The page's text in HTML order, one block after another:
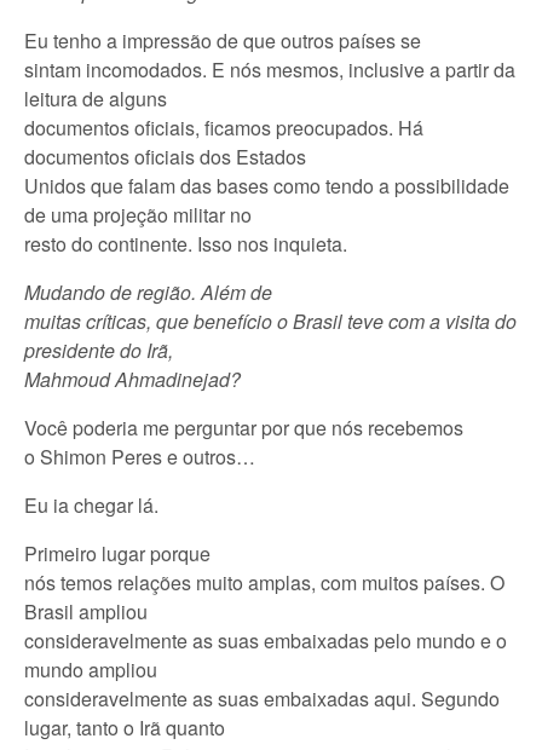
Eu tenho a impressão de que outros países se
sintam incomodados. E nós mesmos, inclusive a partir da
leitura de alguns
documentos oficiais, ficamos preocupados. Há
documentos oficiais dos Estados
Unidos que falam das bases como tendo a possibilidade
de uma projeção militar no
resto do continente. Isso nos inquieta.
Mudando de região. Além de
muitas críticas, que benefício o Brasil teve com a visita do
presidente do Irã,
Mahmoud Ahmadinejad?
Você poderia me perguntar por que nós recebemos
o Shimon Peres e outros…
Eu ia chegar lá.
Primeiro lugar porque
nós temos relações muito amplas, com muitos países. O
Brasil ampliou
consideravelmente as suas embaixadas pelo mundo e o
mundo ampliou
consideravelmente as suas embaixadas aqui. Segundo
lugar, tanto o Irã quanto